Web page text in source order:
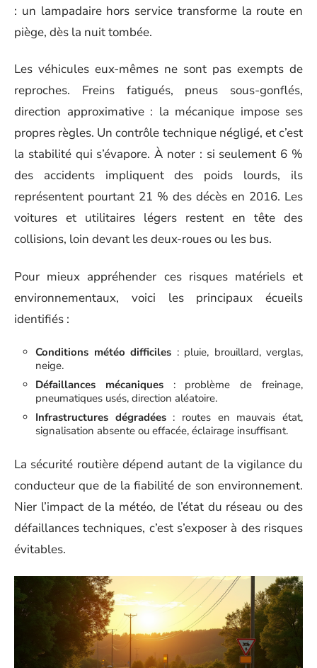
: un lampadaire hors service transforme la route en
piège, dès la nuit tombée.
Les véhicules eux-mêmes ne sont pas exempts de
reproches. Freins fatigués, pneus sous-gonflés,
direction approximative : la mécanique impose ses
propres règles. Un contrôle technique négligé, et c’est
la stabilité qui s’évapore. À noter : si seulement 6 %
des accidents impliquent des poids lourds, ils
représentent pourtant 21 % des décès en 2016. Les
voitures et utilitaires légers restent en tête des
collisions, loin devant les deux-roues ou les bus.
Pour mieux appréhender ces risques matériels et
environnementaux, voici les principaux écueils
identifiés :
Conditions météo difficiles : pluie, brouillard, verglas,
neige.
Défaillances mécaniques: problème de freinage,
pneumatiques usés, direction aléatoire.
Infrastructures dégradées: routes en mauvais état,
signalisation absente ou effacée, éclairage insuffisant.
La sécurité routière dépend autant de la vigilance du
conducteur que de la fiabilité de son environnement.
Nier l’impact de la météo, de l’état du réseau ou des
défaillances techniques, c’est s’exposer à des risques
évitables.